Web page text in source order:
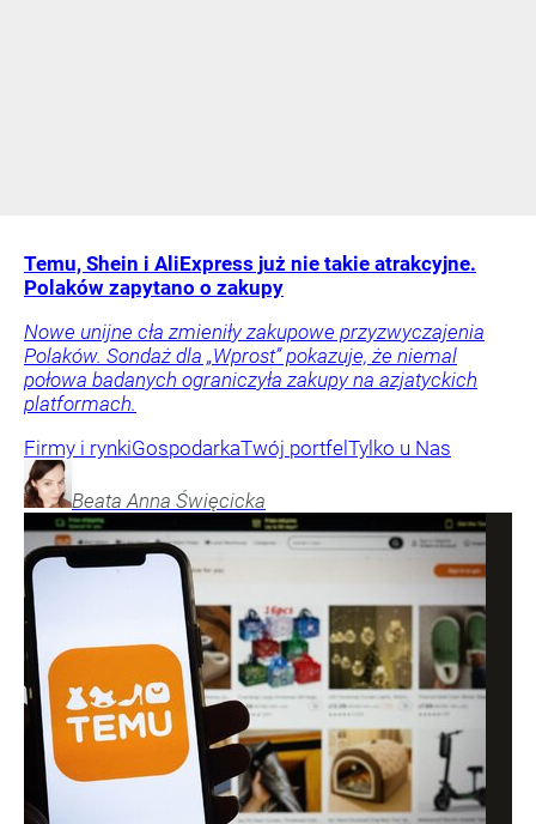
Temu, Shein i AliExpress już nie takie atrakcyjne.
Polaków zapytano o zakupy
Nowe unijne cła zmieniły zakupowe przyzwyczajenia
Polaków. Sondaż dla „Wprost” pokazuje, że niemal
połowa badanych ograniczyła zakupy na azjatyckich
platformach.
Firmy i rynkiGospodarkaTwój portfelTylko u Nas
Beata Anna Święcicka